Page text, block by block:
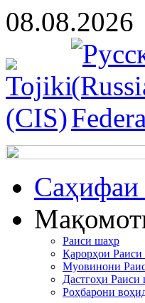
08.08.2026
Cаҳифаи
Раиси шаҳр
Қарорҳои
Муовинони
Дастгоҳи Раиси
Роҳбарони